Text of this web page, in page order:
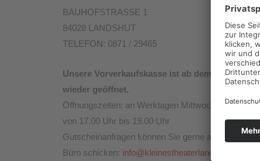
BAUHOFSTRASSE 1
84028 LANDSHUT
TELEFON: 0871 / 29465
Unsere Vorverkaufskasse ist ab dem 16.09.2026
wieder geöffnet.
Öffnungszeiten: an Werktagen Mittwoch bis Freitag
von 17.00 Uhr bis 19.00 Uhr
Gutscheinanfragen können Sie gerne an unser unser
Büro schicken: info@kleinestheaterlandshut.de